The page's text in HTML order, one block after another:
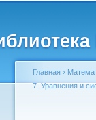
Главная ›
7. Уравнения и